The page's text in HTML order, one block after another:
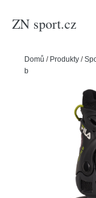
ZN sport.cz
Domů / Produkty /
bruslení
Fila